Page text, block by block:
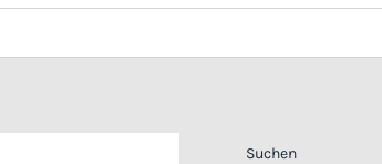
Suchen